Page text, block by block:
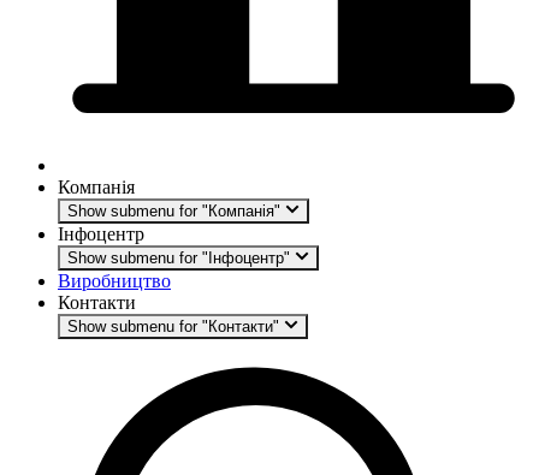
Компанія
Show submenu for "Компанія"
Інфоцентр
Show submenu for "Інфоцентр"
Виробництво
Контакти
Show submenu for "Контакти"